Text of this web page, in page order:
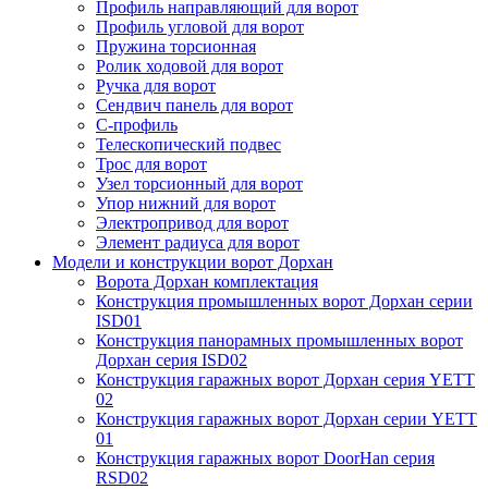
Профиль направляющий для ворот
Профиль угловой для ворот
Пружина торсионная
Ролик ходовой для ворот
Ручка для ворот
Сендвич панель для ворот
С-профиль
Телескопический подвес
Трос для ворот
Узел торсионный для ворот
Упор нижний для ворот
Электропривод для ворот
Элемент радиуса для ворот
Модели и конструкции ворот Дорхан
Ворота Дорхан комплектация
Конструкция промышленных ворот Дорхан серии
ISD01
Конструкция панорамных промышленных ворот
Дорхан серия ISD02
Конструкция гаражных ворот Дорхан серия YETT
02
Конструкция гаражных ворот Дорхан серии YETT
01
Конструкция гаражных ворот DoorHan серия
RSD02